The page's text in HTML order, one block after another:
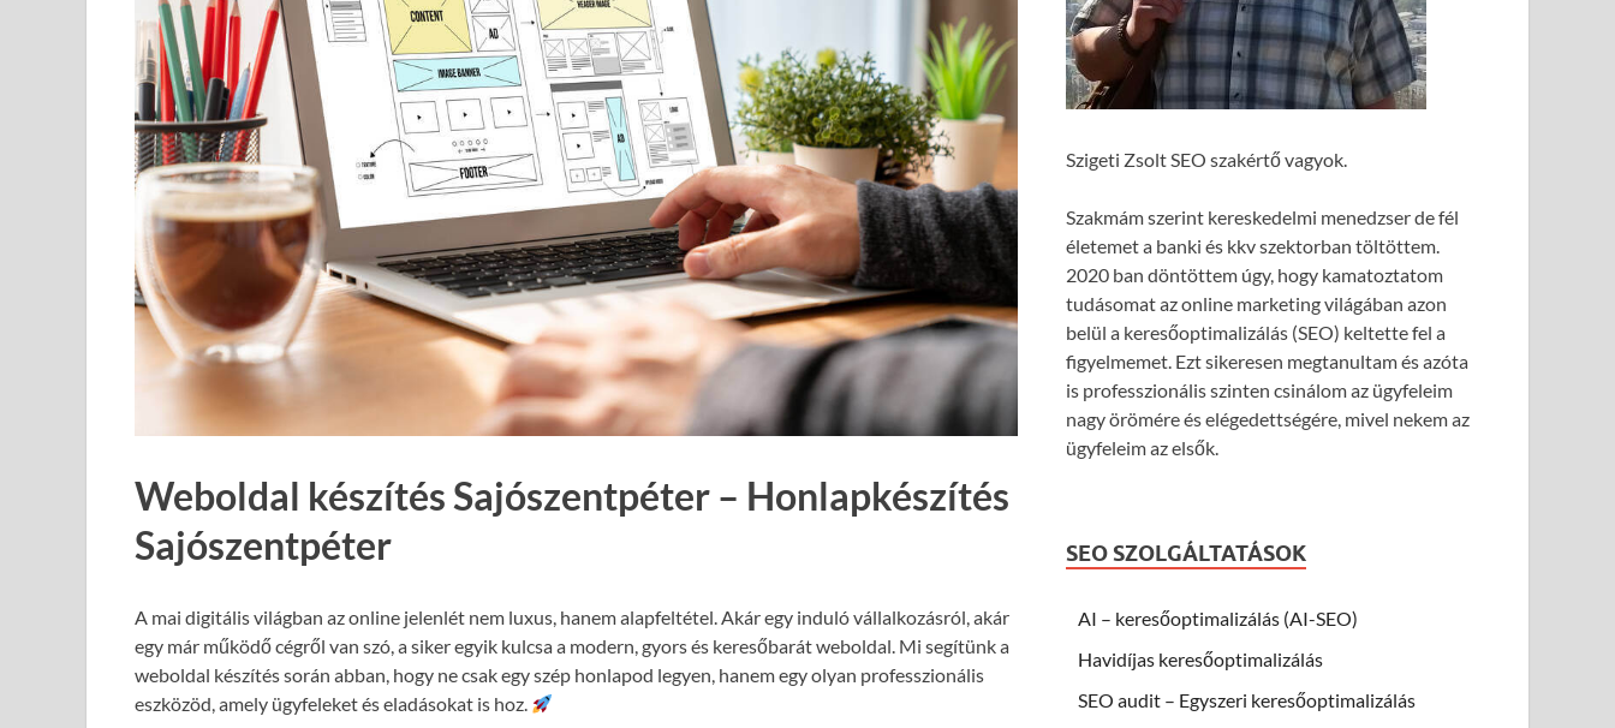
Weboldal készítés Sajószentpéter – Honlapkészítés
Sajószentpéter
A mai digitális világban az online jelenlét nem luxus, hanem alapfeltétel. Akár egy induló vállalkozásról, akár
egy már működő cégről van szó, a siker egyik kulcsa a modern, gyors és keresőbarát weboldal. Mi segítünk a
weboldal készítés során abban, hogy ne csak egy szép honlapod legyen, hanem egy olyan professzionális
eszközöd, amely ügyfeleket és eladásokat is hoz.
Szigeti Zsolt SEO szakértő vagyok.
Szakmám szerint kereskedelmi menedzser de fél
életemet a banki és kkv szektorban töltöttem.
2020 ban döntöttem úgy, hogy kamatoztatom
tudásomat az online marketing világában azon
belül a keresőoptimalizálás (SEO) keltette fel a
figyelmemet. Ezt sikeresen megtanultam és azóta
is professzionális szinten csinálom az ügyfeleim
nagy örömére és elégedettségére, mivel nekem az
ügyfeleim az elsők.
SEO SZOLGÁLTATÁSOK
AI – keresőoptimalizálás (AI-SEO)
Havidíjas keresőoptimalizálás
SEO audit – Egyszeri keresőoptimalizálás